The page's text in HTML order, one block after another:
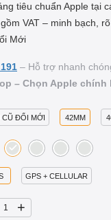
tiêu chuẩn Apple tại
VAT – minh bạch, rõ
Mới
– Hỗ trợ nhanh
– Chọn Apple
CŨ ĐỔI MỚI 42MM
GPS + CELLULAR
+